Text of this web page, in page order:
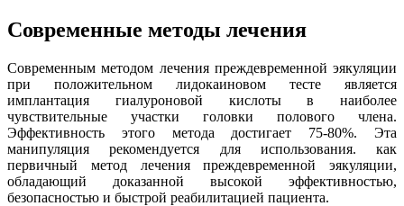
Современные методы лечения
Современным методом лечения преждевременной эякуляции
при положительном лидокаиновом тесте является
имплантация гиалуроновой кислоты в наиболее
чувствительные участки головки полового члена.
Эффективность этого метода достигает 75-80%. Эта
манипуляция рекомендуется для использования. как
первичный метод лечения преждевременной эякуляции,
обладающий доказанной высокой эффективностью,
безопасностью и быстрой реабилитацией пациента.